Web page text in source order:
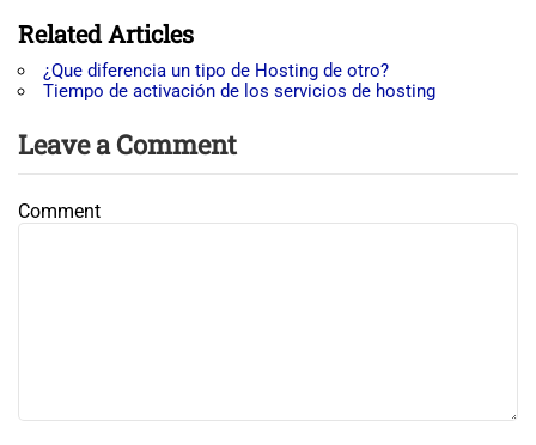
Related Articles
¿Que diferencia un tipo de Hosting de otro?
Tiempo de activación de los servicios de hosting
Leave a Comment
Comment